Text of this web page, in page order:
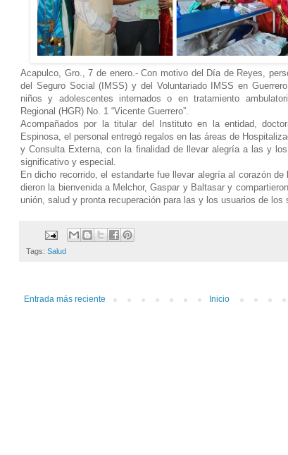
Acapulco, Gro., 7 de enero.- Con motivo del Día de Reyes,
del Seguro Social (IMSS) y del Voluntariado IMSS en
niños y adolescentes internados o en tratamiento
Regional (HGR) No. 1 “Vicente Guerrero”.
Acompañados por la titular del Instituto en la entidad,
Espinosa, el personal entregó regalos en las áreas de
y Consulta Externa, con la finalidad de llevar alegría a las y
significativo y especial.
En dicho recorrido, el estandarte fue llevar alegría al corazón
dieron la bienvenida a Melchor, Gaspar y Baltasar y
unión, salud y pronta recuperación para las y los usuarios de los
Tags: Salud
Entrada más reciente Inicio